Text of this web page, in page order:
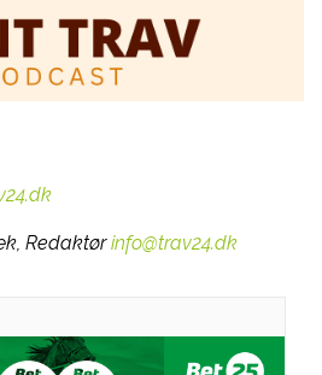
Redaktør info@trav24.dk